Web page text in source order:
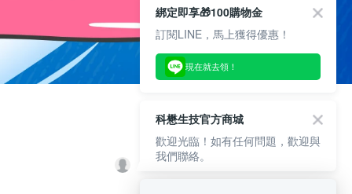
綁定即享🎁100購物金
訂閱LINE，馬上獲得優惠！
現在就去領！
科懋生技官方商城
歡迎光臨！如有任何問題，歡迎與
我們聯絡。